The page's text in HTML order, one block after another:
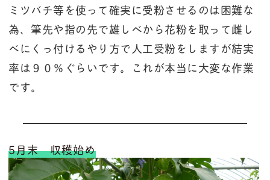
ミツバチ等を使って確実に受粉させるのは困難な
為、筆先や指の先で雄しべから花粉を取って雌し
べにくっ付けるやり方で人工受粉をしますが結実
率は９０％ぐらいです。これが本当に大変な作業
です。
5月末 収穫始め